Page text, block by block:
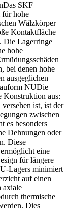
SKF
hohe
Wälzkörper
Kontaktfläche
Die Lagerringe
hohe
bei denen hohe
ausgeglichen
NUDie
Konstruktion aus:
ist, ist der
zwischen
es besonders
Dehnungen oder
Diese
eine
für längere
Lagers minimiert
auf einen
axiale
thermische
Dies